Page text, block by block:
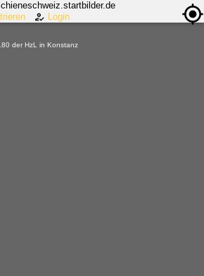
Login
der HzL in Konstanz